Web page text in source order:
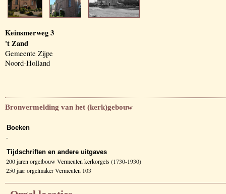
Keinsmerweg 3
't Zand
Gemeente Zijpe
Noord-Holland
Bronvermelding van het (kerk)gebouw
Boeken
-
Tijdschriften en andere uitgaves
200 jaren orgelbouw Vermeulen kerkorgels (1730-1930)
250 jaar orgelmaker Vermeulen 103